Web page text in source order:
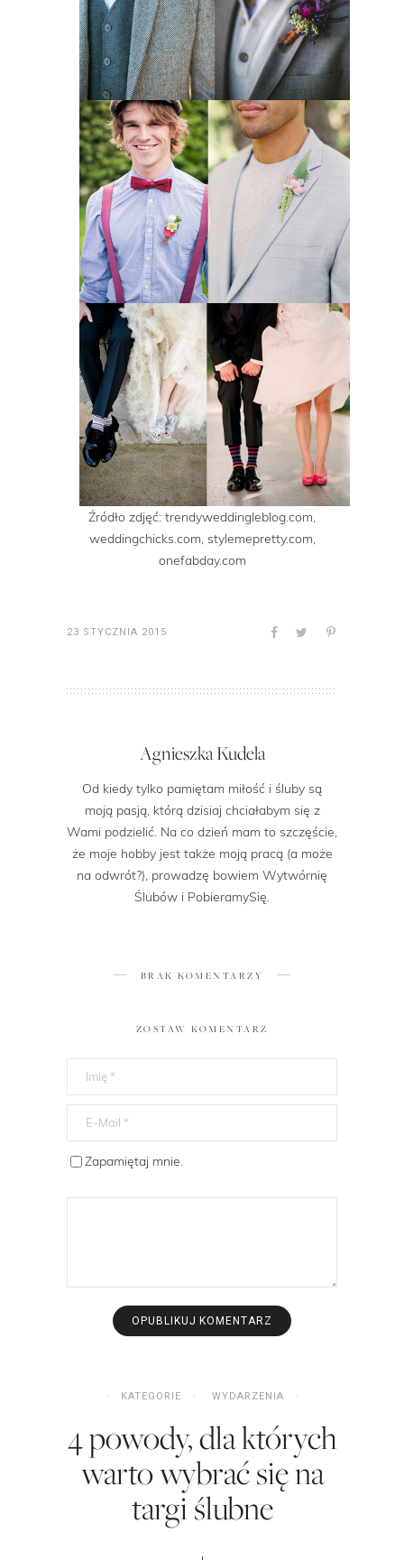
Źródło zdjęć: trendyweddingleblog.com,
weddingchicks.com, stylemepretty.com,
onefabday.com
23 STYCZNIA 2015
Agnieszka Kudela
Od kiedy tylko pamiętam miłość i śluby są
moją pasją, którą dzisiaj chciałabym się z
Wami podzielić. Na co dzień mam to szczęście,
że moje hobby jest także moją pracą (a może
na odwrót?), prowadzę bowiem Wytwórnię
Ślubów i PobieramySię.
BRAK KOMENTARZY
ZOSTAW KOMENTARZ
Zapamiętaj mnie.
KATEGORIE WYDARZENIA
4 powody, dla których
warto wybrać się na
targi ślubne